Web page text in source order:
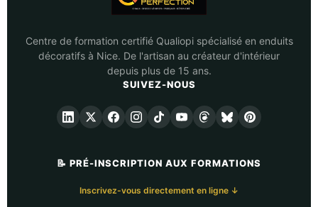
Centre de formation certifié Qualiopi spécialisé en enduits
décoratifs à Nice. De l'artisan au créateur d'intérieur
depuis plus de 15 ans.
SUIVEZ-NOUS
📝 PRÉ-INSCRIPTION AUX FORMATIONS
Inscrivez-vous directement en ligne ↓